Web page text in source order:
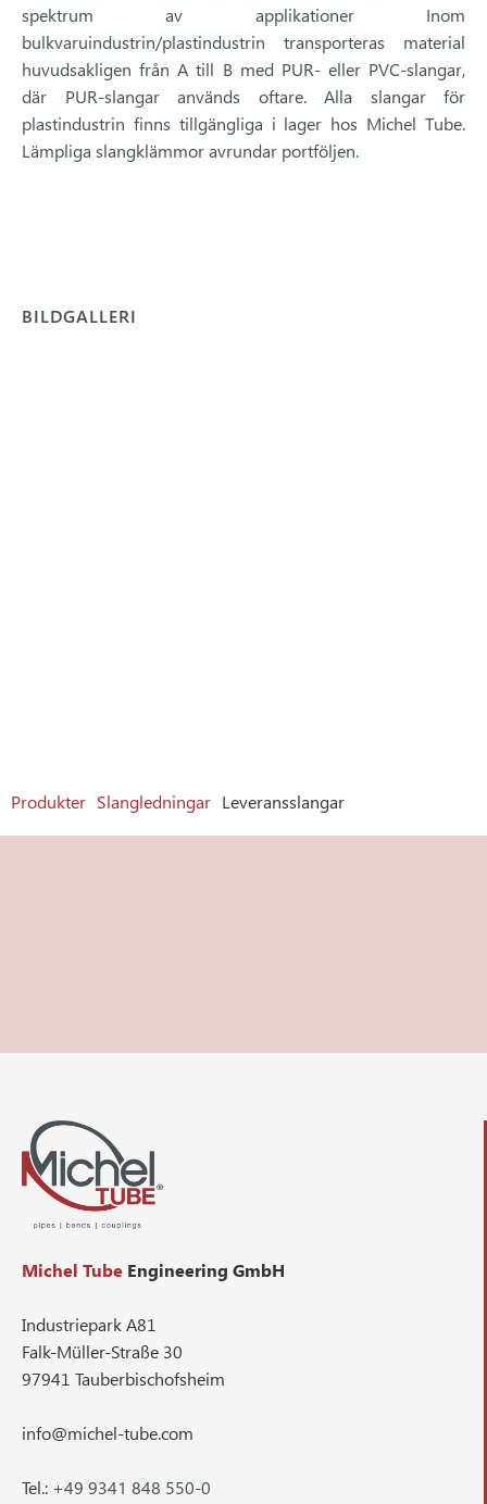
spektrum av applikationer Inom
bulkvaruindustrin/plastindustrin transporteras material
huvudsakligen från A till B med PUR- eller PVC-slangar,
där PUR-slangar används oftare. Alla slangar för
plastindustrin finns tillgängliga i lager hos Michel Tube.
Lämpliga slangklämmor avrundar portföljen.
BILDGALLERI
Produkter Slangledningar Leveransslangar
Michel Tube Engineering GmbH
Industriepark A81
Falk-Müller-Straße 30
97941 Tauberbischofsheim
info@michel-tube.com
Tel.: +49 9341 848 550-0